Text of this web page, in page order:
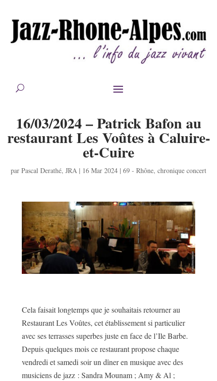
16/03/2024 – Patrick Bafon au
restaurant Les Voûtes à Caluire-
et-Cuire
par Pascal Derathé, JRA | 16 Mar 2024 | 69 - Rhône, chronique concert
Cela faisait longtemps que je souhaitais retourner au
Restaurant Les Voûtes, cet établissement si particulier
avec ses terrasses superbes juste en face de l’Ile Barbe.
Depuis quelques mois ce restaurant propose chaque
vendredi et samedi soir un dîner en musique avec des
musiciens de jazz : Sandra Mounam ; Amy & Al ;